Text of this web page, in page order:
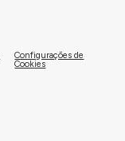
Configurações de
Cookies